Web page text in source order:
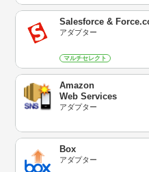
Salesforce &
アダプター
マルチセレクト
Amazon
Web Services
アダプター
Box
アダプター